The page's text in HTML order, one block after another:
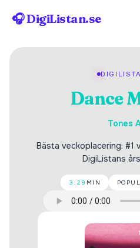
🎧 DigiListan.se
Dance
Tones
Bästa veckoplacering: #1
DigiListans
3:29 MIN